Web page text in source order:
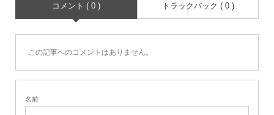
コメント ( 0 ) トラックバック ( 0 )
この記事へのコメントはありません。
名前